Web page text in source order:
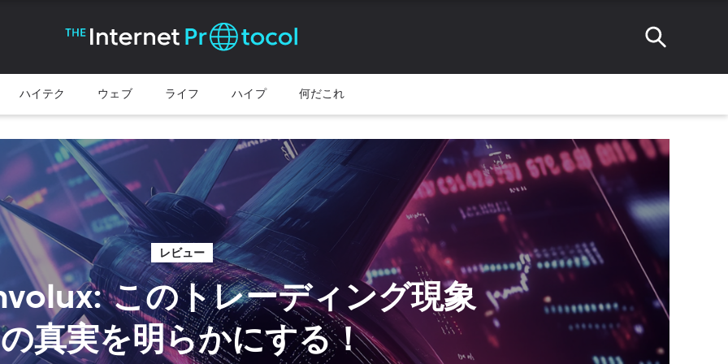
ハイテク ウェブ ライフ ハイプ 何だこれ
レビュー
このトレーディング現象
の真実を明らかにする！